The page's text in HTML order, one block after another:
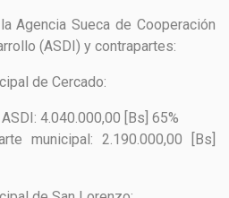
Agencia Sueca de Cooperación
(ASDI) y contrapartes:
de Cercado:
4.040.000,00 [Bs] 65%
municipal: 2.190.000,00 [Bs]